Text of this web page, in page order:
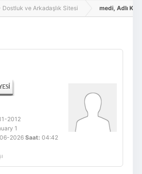
Aramıza katılmak istersen kayıt
ve Arkadaşlık Sitesi medi, Adlı
2012
1
2026Saat: 04:42